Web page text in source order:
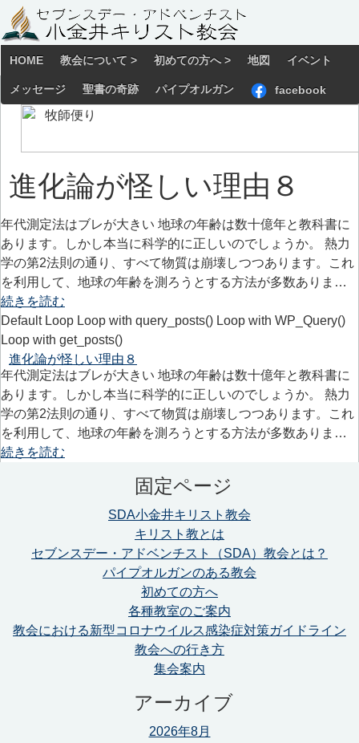
HOME 教会について > 初めての方へ > 地図 イベント
メッセージ 聖書の奇跡 パイプオルガン facebook
進化論が怪しい理由８
年代測定法はブレが大きい 地球の年齢は数十億年と教科書に
あります。しかし本当に科学的に正しいのでしょうか。 熱力
学の第2法則の通り、すべて物質は崩壊しつつあります。これ
を利用して、地球の年齢を測ろうとする方法が多数ありま…
続きを読む
Default Loop Loop with query_posts() Loop with WP_Query()
Loop with get_posts()
進化論が怪しい理由８
年代測定法はブレが大きい 地球の年齢は数十億年と教科書に
あります。しかし本当に科学的に正しいのでしょうか。 熱力
学の第2法則の通り、すべて物質は崩壊しつつあります。これ
を利用して、地球の年齢を測ろうとする方法が多数ありま…
続きを読む
固定ページ
SDA小金井キリスト教会
キリスト教とは
セブンスデー・アドベンチスト（SDA）教会とは？
パイプオルガンのある教会
初めての方へ
各種教室のご案内
教会における新型コロナウイルス感染症対策ガイドライン
教会への行き方
集会案内
アーカイブ
2026年8月